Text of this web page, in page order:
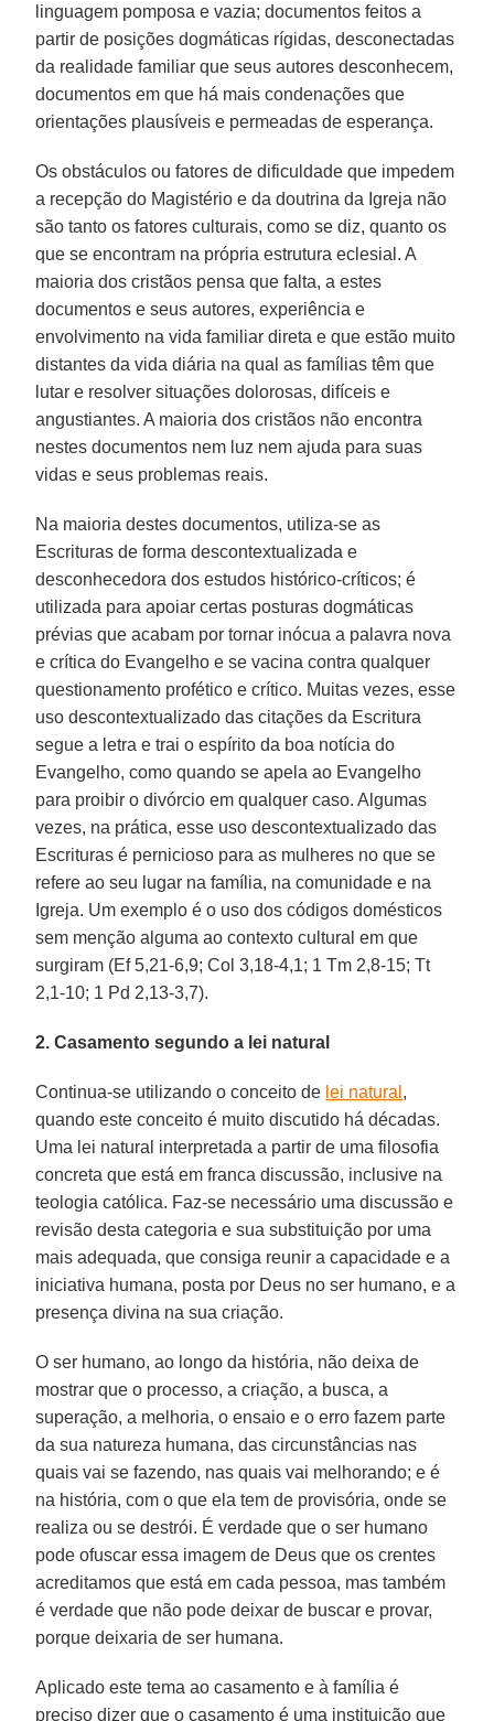
linguagem pomposa e vazia; documentos feitos a
partir de posições dogmáticas rígidas, desconectadas
da realidade familiar que seus autores desconhecem,
documentos em que há mais condenações que
orientações plausíveis e permeadas de esperança.
Os obstáculos ou fatores de dificuldade que impedem
a recepção do Magistério e da doutrina da Igreja não
são tanto os fatores culturais, como se diz, quanto os
que se encontram na própria estrutura eclesial. A
maioria dos cristãos pensa que falta, a estes
documentos e seus autores, experiência e
envolvimento na vida familiar direta e que estão muito
distantes da vida diária na qual as famílias têm que
lutar e resolver situações dolorosas, difíceis e
angustiantes. A maioria dos cristãos não encontra
nestes documentos nem luz nem ajuda para suas
vidas e seus problemas reais.
Na maioria destes documentos, utiliza-se as
Escrituras de forma descontextualizada e
desconhecedora dos estudos histórico-críticos; é
utilizada para apoiar certas posturas dogmáticas
prévias que acabam por tornar inócua a palavra nova
e crítica do Evangelho e se vacina contra qualquer
questionamento profético e crítico. Muitas vezes, esse
uso descontextualizado das citações da Escritura
segue a letra e trai o espírito da boa notícia do
Evangelho, como quando se apela ao Evangelho
para proibir o divórcio em qualquer caso. Algumas
vezes, na prática, esse uso descontextualizado das
Escrituras é pernicioso para as mulheres no que se
refere ao seu lugar na família, na comunidade e na
Igreja. Um exemplo é o uso dos códigos domésticos
sem menção alguma ao contexto cultural em que
surgiram (Ef 5,21-6,9; Col 3,18-4,1; 1 Tm 2,8-15; Tt
2,1-10; 1 Pd 2,13-3,7).
2. Casamento segundo a lei natural
Continua-se utilizando o conceito de lei natural ,
quando este conceito é muito discutido há décadas.
Uma lei natural interpretada a partir de uma filosofia
concreta que está em franca discussão, inclusive na
teologia católica. Faz-se necessário uma discussão e
revisão desta categoria e sua substituição por uma
mais adequada, que consiga reunir a capacidade e a
iniciativa humana, posta por Deus no ser humano, e a
presença divina na sua criação.
O ser humano, ao longo da história, não deixa de
mostrar que o processo, a criação, a busca, a
superação, a melhoria, o ensaio e o erro fazem parte
da sua natureza humana, das circunstâncias nas
quais vai se fazendo, nas quais vai melhorando; e é
na história, com o que ela tem de provisória, onde se
realiza ou se destrói. É verdade que o ser humano
pode ofuscar essa imagem de Deus que os crentes
acreditamos que está em cada pessoa, mas também
é verdade que não pode deixar de buscar e provar,
porque deixaria de ser humana.
Aplicado este tema ao casamento e à família é
preciso dizer que o casamento é uma instituição que